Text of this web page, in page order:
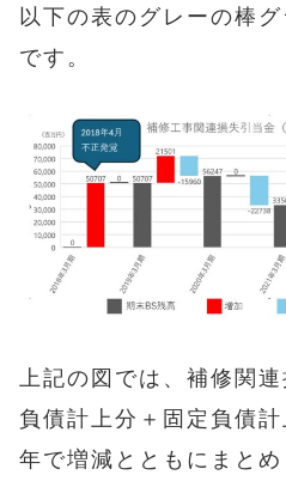
以下の表のグレーの棒
です。
上記の図では、補修関
負債計上分＋固定負債
年で増減とともにまと